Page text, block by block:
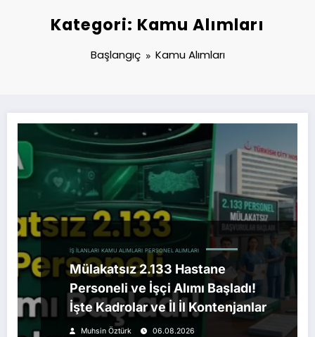
Kategori: Kamu Alımları
Başlangıç Kamu Alımları
İŞ İLANLARI KAMU ALIMLARI PERSONEL ALIMLARI
Mülakatsız 2.133 Hastane
Personeli ve İşçi Alımı Başladı!
İşte Kadrolar ve İl İl Kontenjanlar
Muhsin Öztürk 06.08.2026